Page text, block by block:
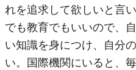
れを追求して欲しいと言
でも教育でもいいので、
い知識を身につけ、自分
い。国際機関にいると、